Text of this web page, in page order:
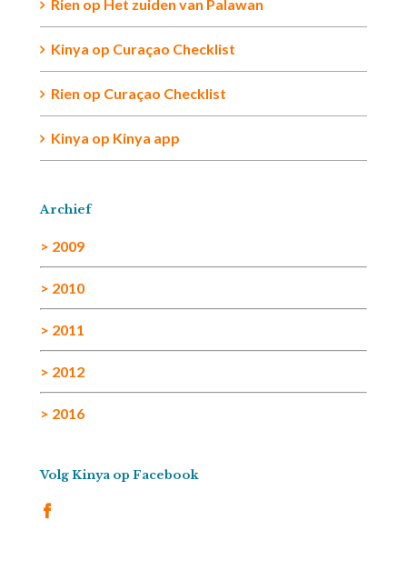
Rien op Het zuiden van Palawan
Kinya op Curaçao Checklist
Rien op Curaçao Checklist
Kinya op Kinya app
Archief
> 2009
> 2010
> 2011
> 2012
> 2016
Volg Kinya op Facebook